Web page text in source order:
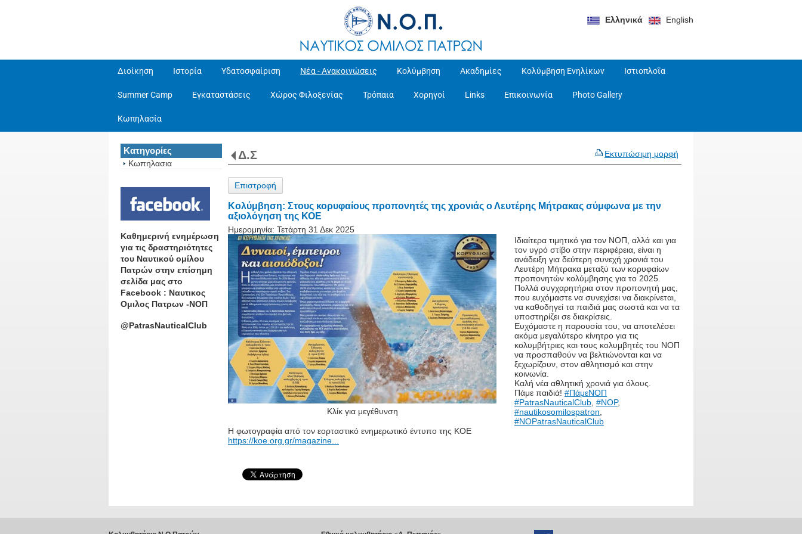
Ελληνικά English
Διοίκηση Ιστορία Υδατοσφαίριση Νέα - Ανακοινώσεις Κολύμβηση Ακαδημίες Κολύμβηση Ενηλίκων Ιστιοπλοΐα
Summer Camp Εγκαταστάσεις Χώρος Φιλοξενίας Τρόπαια Χορηγοί Links Επικοινωνία Photo Gallery
Κωπηλασία
Κατηγορίες
Κωπηλασια
Καθημερινή ενημέρωση
για τις δραστηριότητες
του Ναυτικού ομίλου
Πατρών στην επίσημη
σελίδα μας στο
Facebook : Ναυτικος
Ομιλος Πατρων -ΝΟΠ
@PatrasNauticalClub
Εκτυπώσιμη μορφή
Δ.Σ
Επιστροφή
Κολύμβηση: Στους κορυφαίους προπονητές της χρονιάς ο Λευτέρης Μήτρακας σύμφωνα με την
αξιολόγηση της ΚΟΕ
Ημερομηνία: Τετάρτη 31 Δεκ 2025
Κλίκ για μεγέθυνση
Ιδιαίτερα τιμητικό για τον ΝΟΠ, αλλά και για
τον υγρό στίβο στην περιφέρεια, είναι η
ανάδειξη για δεύτερη συνεχή χρονιά του
Λευτέρη Μήτρακα μεταξύ των κορυφαίων
προπονητών κολύμβησης για το 2025.
Πολλά συγχαρητήρια στον προπονητή μας,
που ευχόμαστε να συνεχίσει να διακρίνεται,
να καθοδηγεί τα παιδιά μας σωστά και να τα
υποστηρίζει σε διακρίσεις.
Ευχόμαστε η παρουσία του, να αποτελέσει
ακόμα μεγαλύτερο κίνητρο για τις
κολυμβήτριες και τους κολυμβητές του ΝΟΠ
να προσπαθούν να βελτιώνονται και να
ξεχωρίζουν, στον αθλητισμό και στην
κοινωνία.
Καλή νέα αθλητική χρονιά για όλους.
Πάμε παιδιά! #ΠάμεΝΟΠ
#PatrasNauticalClub, #NOP,
#nautikosomilospatron,
#NOPatrasNauticalClub
Η φωτογραφία από τον εορταστικό ενημερωτικό έντυπο της ΚΟΕ
https://koe.org.gr/magazine...